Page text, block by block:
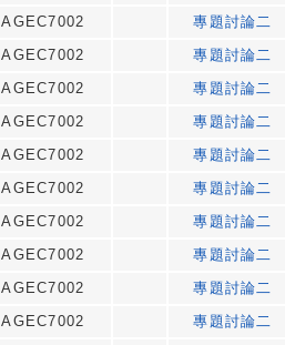
AGEC7002
專題討論二
AGEC7002
專題討論二
AGEC7002
專題討論二
AGEC7002
專題討論二
AGEC7002
專題討論二
AGEC7002
專題討論二
AGEC7002
專題討論二
AGEC7002
專題討論二
AGEC7002
專題討論二
AGEC7002
專題討論二